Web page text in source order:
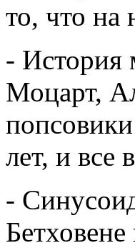
то, что на
- История
Моцарт,
лет, и все
-